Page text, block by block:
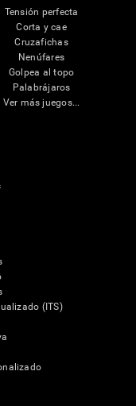
Tensión perfecta
Corta y cae
Cruzafichas
Nenúfares
Golpea al topo
Palabrájaros
Ver más juegos...
(ITS)